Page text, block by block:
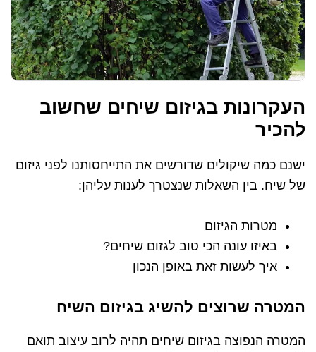
העקרונות בגיזום שיחים שחשוב
להכיר
ישנם כמה שיקולים שדורשים את התייחסותנו לפני גיזום
של שיח. בין השאלות שנצטרך לענות עליהן:
מטרות הגיזום
באיזו עונה הכי טוב לגזום שיחים?
איך לעשות זאת באופן הנכון
המטרה שרוצים להשיג בגיזום השיח
המטרה הנפוצה בגיזום שיחים תהיה לרוב עיצוב תואם